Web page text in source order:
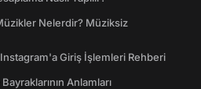
Nelerdir? Müziksiz
Instagram'a Giriş İşlemleri Rehberi
Anlamları